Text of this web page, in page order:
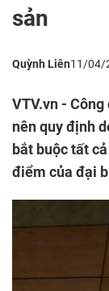
sản
Quỳnh Liên11/04/
VTV.vn -
nên quy định
bắt buộc tất
điểm của đại